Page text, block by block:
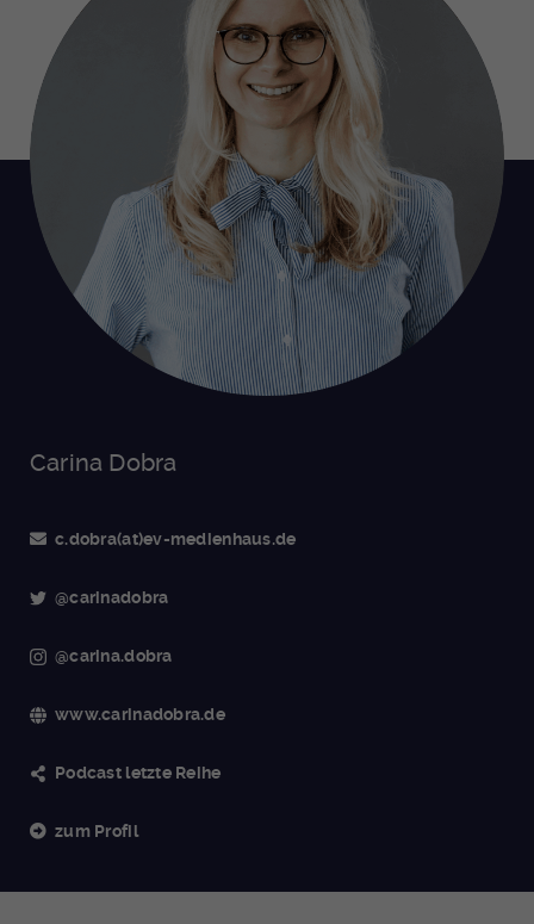
Carina Dobra
c.dobra(at)ev-medienhaus.de
@carinadobra
@carina.dobra
www.carinadobra.de
Podcast letzte Reihe
zum Profil